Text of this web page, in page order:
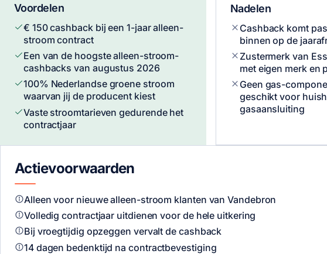
Voordelen
€ 150 cashback bij een 1-jaar alleen-
stroom contract
Een van de hoogste alleen-stroom-
cashbacks van augustus 2026
100% Nederlandse groene stroom
waarvan jij de producent kiest
Vaste stroomtarieven gedurende het
contractjaar
Nadelen
Cashback komt
binnen op de
Zustermerk van
met eigen merk en
Geen gas-
geschikt voor
gasaansluiting
Actievoorwaarden
Alleen voor nieuwe alleen-stroom klanten van Vandebron
Volledig contractjaar uitdienen voor de hele uitkering
Bij vroegtijdig opzeggen vervalt de cashback
14 dagen bedenktijd na contractbevestiging